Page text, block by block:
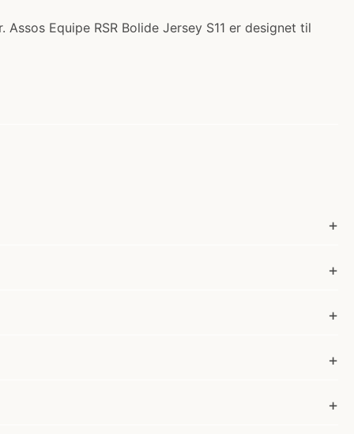
Equipe RSR Bolide Jersey S11 er designet til